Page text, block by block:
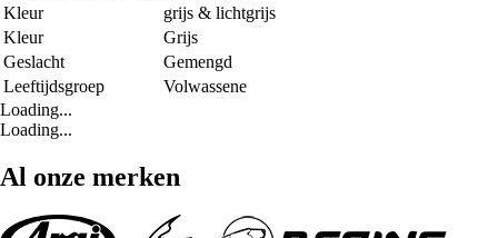
Kleur
grijs & lichtgrijs
Kleur
Grijs
Geslacht
Gemengd
Leeftijdsgroep
Volwassene
Loading...
Loading...
Al onze merken